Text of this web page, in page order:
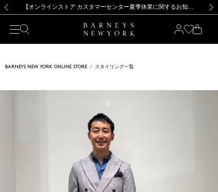
新規登録のお客様も対象！＜MY BARNEYS＞会員のお客様は11,000円（税込）以上のお買上げで常時送料無料！お買い物の際は会員登録を！
【夏季休業に伴う出荷一時停止のお知らせ】(2026.8.7) 【オンラインストア カスタマーセンター夏季休業に関するお知らせ】（2026.8.7）
【夏季休業に伴う返品・交換承り一時停止のお知らせ】（2026.8.5）
熊本県を中心とした地震の影響によるお荷物のお届けについて
【開催中】SUMMER SALEのご案内・ご注意事項 新規登録のお客様も対象！＜MY BARNEYS＞会員のお客様は11,000円（税込）以上のお買上げで常時送料無料！お買い物の際は会員登録を！
【夏季休業に伴う出荷一時停止のお知らせ】(2026.8.7)
BARNEYS NEW YORK ONLINE STORE スタイリング一覧